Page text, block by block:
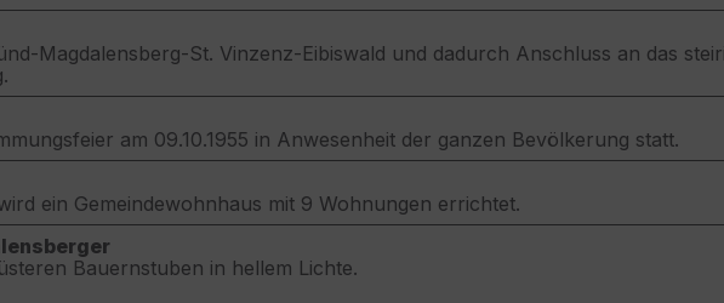
Magdalensberg-St. Vinzenz-Eibiswald und dadurch Anschluss an das
am 09.10.1955 in Anwesenheit der ganzen Bevölkerung statt.
ein Gemeindewohnhaus mit 9 Wohnungen errichtet.
Bauernstuben in hellem Lichte.